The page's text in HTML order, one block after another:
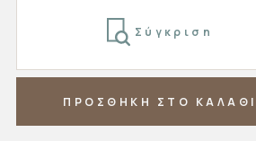
Σύγκριση
ΠΡΟΣΘΗΚΗ ΣΤΟ ΚΑΛΑΘΙ